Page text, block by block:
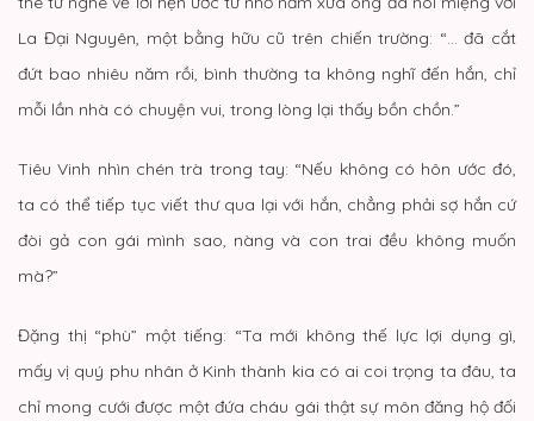
La Đại Nguyên, một bằng hữu cũ trên chiến trường: “… đã cắt
đứt bao nhiêu năm rồi, bình thường ta không nghĩ đến hắn, chỉ
mỗi lần nhà có chuyện vui, trong lòng lại thấy bồn chồn.”
Tiêu Vinh nhìn chén trà trong tay: “Nếu không có hôn ước đó,
ta có thể tiếp tục viết thư qua lại với hắn, chẳng phải sợ hắn cứ
đòi gả con gái mình sao, nàng và con trai đều không muốn
mà?”
Đặng thị “phù” một tiếng: “Ta mới không thế lực lợi dụng gì,
mấy vị quý phu nhân ở Kinh thành kia có ai coi trọng ta đâu, ta
chỉ mong cưới được một đứa cháu gái thật sự môn đăng hộ đối